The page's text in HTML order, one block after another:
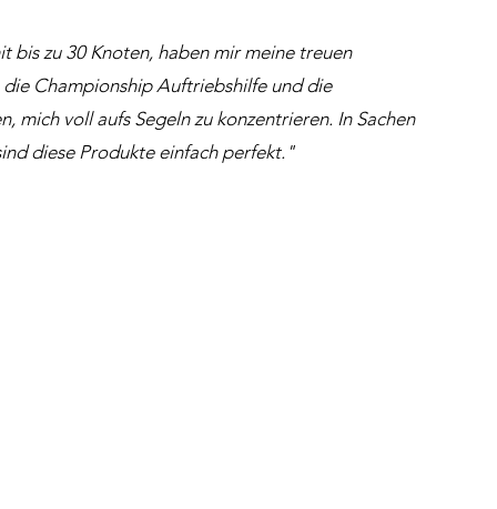
zu 30 Knoten, haben mir meine treuen
Championship Auftriebshilfe und die
voll aufs Segeln zu konzentrieren. In Sachen
diese Produkte einfach perfekt."